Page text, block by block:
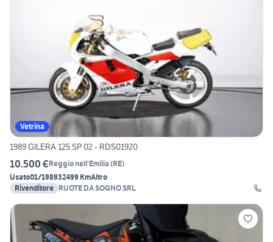
Vetrina
1989 GILERA 125 SP 02 - RDS01920
10.500 €Reggio nell'Emilia (RE)
Usato01/198932499 KmAltro
Rivenditore RUOTE DA SOGNO SRL